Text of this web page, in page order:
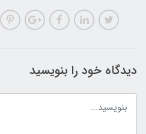
دیدگاه خود را بنویسید